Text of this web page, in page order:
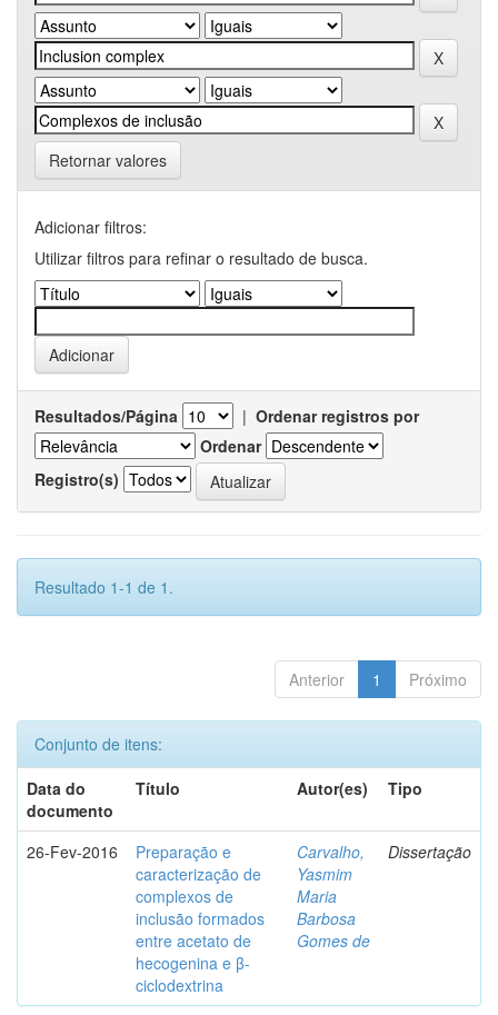
Retornar valores
Adicionar filtros:
Utilizar filtros para refinar o resultado de busca.
Resultados/Página | Ordenar registros por
Ordenar
Registro(s)
Resultado 1-1 de 1.
Anterior 1 Próximo
Conjunto de itens:
Data do
documento
Título Autor(es) Tipo
26-Fev-2016
Preparação e
caracterização de
complexos de
inclusão formados
entre acetato de
hecogenina e β-
ciclodextrina
Carvalho,
Yasmim
Maria
Barbosa
Gomes de
Dissertação